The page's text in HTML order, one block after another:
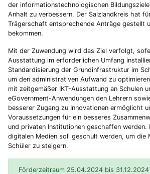
der informationstechnologischen
Anhalt zu verbessern. Der Salzlandkreis hat
Trägerschaft entsprechende Anträge gestellt
bekommen.
Mit der Zuwendung wird das Ziel verfolgt,
Ausstattung im erforderlichen Umfang
Standardisierung der Grundinfrastruktur im
um den administrativen Aufwand zu
mit zeitgemäßer IKT-Ausstattung an Schulen
eGovernment-Anwendungen den Lehrern
besserer Zugang zu Innovationen ermöglicht
Voraussetzungen für ein besseres
und privaten Institutionen geschaffen werden.
digitalen Medien soll geschult werden, um die
Schüler zu steigern.
Förderzeitraum 25.04.2024 bis 31.12.2024